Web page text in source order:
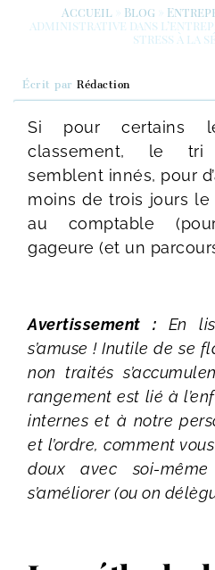
Accueil » Blog »
administrative dans
stress à la
Écrit par Rédaction
Si pour certains
classement, le tri
semblent innés, pour
moins de trois jours
au comptable
gageure (et un
Avertissement : En
s’amuse ! Inutile de se
non traités
rangement est lié à
internes et à notre
et l’ordre, comment
doux avec soi-
s’améliorer (ou on